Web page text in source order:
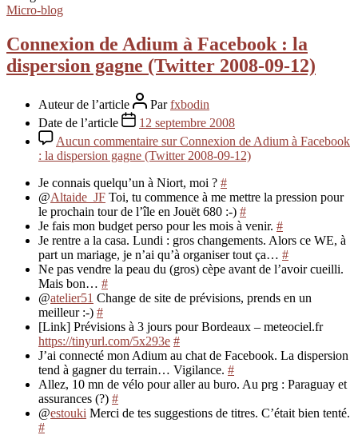
Micro-blog
Connexion de Adium à Facebook : la
dispersion gagne (Twitter 2008-09-12)
Auteur de l’article Parfxbodin
Date de l’article
12 septembre 2008
Aucun commentaire sur Connexion de Adium à Facebook
: la dispersion gagne (Twitter 2008-09-12)
Je connais quelqu’un à Niort, moi ? #
@Altaide_JF Toi, tu commence à me mettre la pression pour
le prochain tour de l’île en Jouët 680 :-) #
Je fais mon budget perso pour les mois à venir. #
Je rentre a la casa. Lundi : gros changements. Alors ce WE, à
part un mariage, je n’ai qu’à organiser tout ça… #
Ne pas vendre la peau du (gros) cèpe avant de l’avoir cueilli.
Mais bon… #
@atelier51 Change de site de prévisions, prends en un
meilleur :-) #
[Link] Prévisions à 3 jours pour Bordeaux – meteociel.fr
https://tinyurl.com/5x293e #
J’ai connecté mon Adium au chat de Facebook. La dispersion
tend à gagner du terrain… Vigilance. #
Allez, 10 mn de vélo pour aller au buro. Au prg : Paraguay et
assurances (?) #
@estouki Merci de tes suggestions de titres. C’était bien tenté.
#